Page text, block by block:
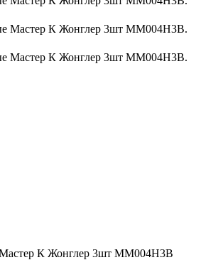
К Жонглер 3шт MM004H3B